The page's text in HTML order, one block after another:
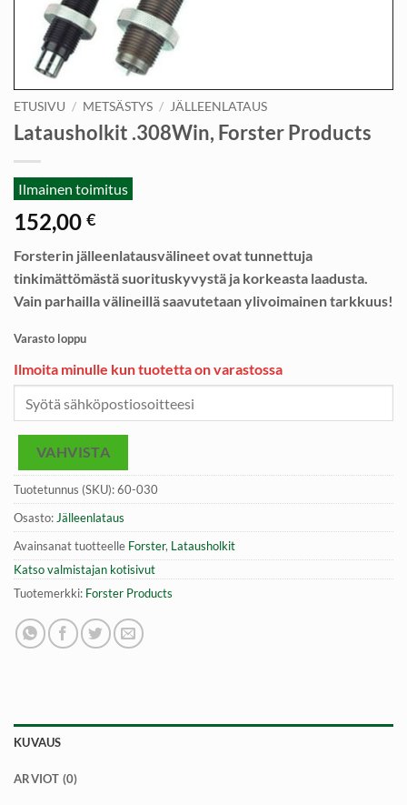
ETUSIVU / METSÄSTYS / JÄLLEENLATAUS
Latausholkit .308Win, Forster Products
Ilmainen toimitus
152,00 €
Forsterin jälleenlatausvälineet ovat tunnettuja
tinkimättömästä suorituskyvystä ja korkeasta laadusta.
Vain parhailla välineillä saavutetaan ylivoimainen tarkkuus!
Varasto loppu
Ilmoita minulle kun tuotetta on varastossa
VAHVISTA
Tuotetunnus (SKU):60-030
Osasto:Jälleenlataus
Avainsanat tuotteelle Forster, Latausholkit
Katso valmistajan kotisivut
Tuotemerkki: Forster Products
KUVAUS
ARVIOT (0)